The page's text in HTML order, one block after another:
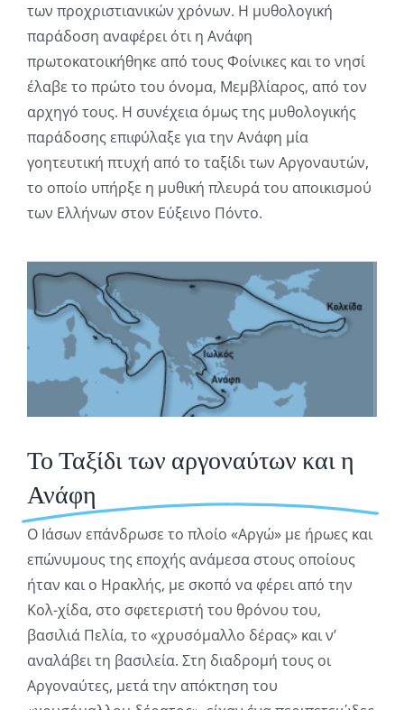
των προχριστιανικών χρόνων. Η μυθολογική
παράδοση αναφέρει ότι η Ανάφη
πρωτοκατοικήθηκε από τους Φοίνικες και το νησί
έλαβε το πρώτο του όνομα, Μεμβλίαρος, από τον
αρχηγό τους. Η συνέχεια όμως της μυθολογικής
παράδοσης επιφύλαξε για την Ανάφη μία
γοητευτική πτυχή από το ταξίδι των Αργοναυτών,
το οποίο υπήρξε η μυθική πλευρά του αποικισμού
των Ελλήνων στον Εύξεινο Πόντο.
Το Ταξίδι των αργοναύτων και η
Ανάφη
Ο Ιάσων επάνδρωσε το πλοίο «Αργώ» με ήρωες και
επώνυμους της εποχής ανάμεσα στους οποίους
ήταν και ο Ηρακλής, με σκοπό να φέρει από την
Κολ-χίδα, στο σφετεριστή του θρόνου του,
βασιλιά Πελία, το «χρυσόμαλλο δέρας» και ν’
αναλάβει τη βασιλεία. Στη διαδρομή τους οι
Αργοναύτες, μετά την απόκτηση του